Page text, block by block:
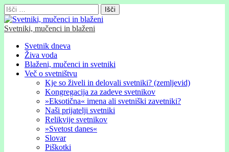
Išči:
Svetniki, mučenci in blaženi
Glavni
meni
Skip
content
Svetnik dneva
Živa voda
Blaženi, mučenci in svetniki
Več o svetništvu
Kje so živeli in delovali svetniki? (zemljevid)
Kongregacija za zadeve svetnikov
»Eksotična« imena ali svetniški zavetniki?
Naši prijatelji svetniki
Relikvije svetnikov
»Svetost danes«
Slovar
Piškotki